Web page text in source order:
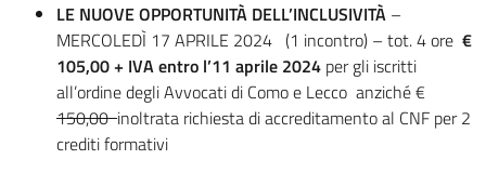
LE NUOVE OPPORTUNITÀ DELL’INCLUSIVITÀ –
MERCOLEDÌ 17 APRILE 2024 (1 incontro) – tot. 4 ore €
105,00 + IVA entro l’11 aprile 2024 per gli iscritti
all’ordine degli Avvocati di Como e Lecco anziché €
150,00inoltrata richiesta di accreditamento al CNF per 2
crediti formativi